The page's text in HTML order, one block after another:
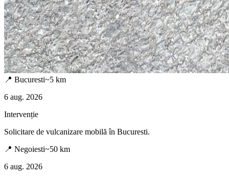
📍 Bucuresti~5 km
6 aug. 2026
Intervenție
Solicitare de vulcanizare mobilă în Bucuresti.
📍 Negoiesti~50 km
6 aug. 2026